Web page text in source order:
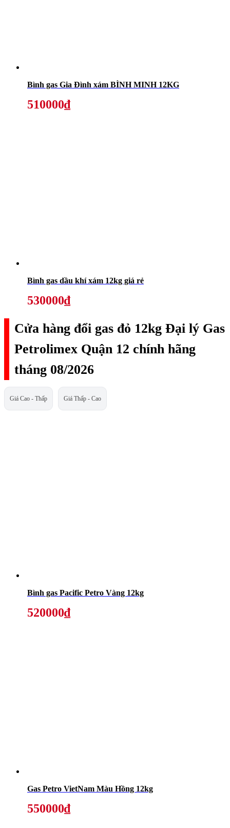
Bình gas Gia Đình xám BÌNH MINH 12KG
510000₫
Bình gas dầu khí xám 12kg giá rẻ
530000₫
Cửa hàng đổi gas đỏ 12kg Đại lý Gas
Petrolimex Quận 12 chính hãng
tháng 08/2026
Giá Cao - Thấp Giá Thấp - Cao
Bình gas Pacific Petro Vàng 12kg
520000₫
Gas Petro VietNam Màu Hồng 12kg
550000₫